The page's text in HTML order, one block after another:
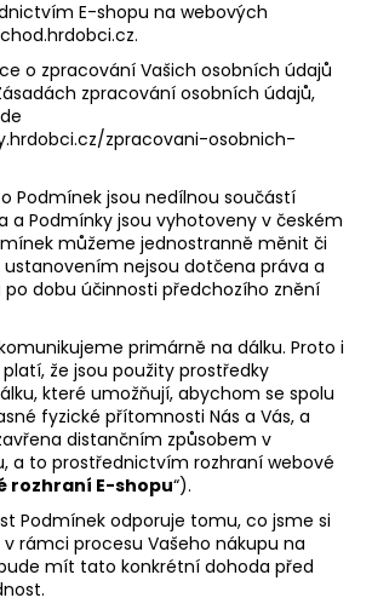
E-shopu na webových
o zpracování Vašich osobních údajů
zpracování osobních údajů,
zpracovani-osobnich-
Podmínek jsou nedílnou součástí
a Podmínky jsou vyhotoveny v českém
můžeme jednostranně měnit či
nejsou dotčena práva a
po dobu účinnosti předchozího znění
primárně na dálku. Proto i
že jsou použity prostředky
které umožňují, abychom se spolu
fyzické přítomnosti Nás a Vás, a
distančním způsobem v
a to prostřednictvím rozhraní webové
rozhraní E-shopu“).
Podmínek odporuje tomu, co jsme si
rámci procesu Vašeho nákupu na
mít tato konkrétní dohoda před
HLEDAT